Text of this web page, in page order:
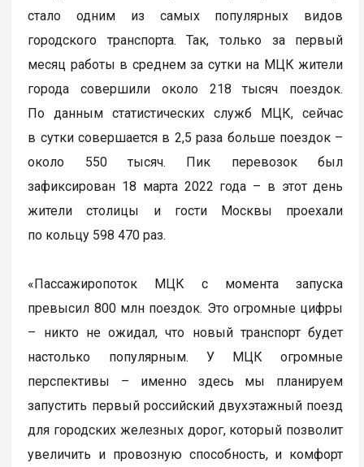
стало одним из самых популярных видов
городского транспорта. Так, только за первый
месяц работы в среднем за сутки на МЦК жители
города совершили около 218 тысяч поездок.
По данным статистических служб МЦК, сейчас
в сутки совершается в 2,5 раза больше поездок –
около 550 тысяч. Пик перевозок был
зафиксирован 18 марта 2022 года – в этот день
жители столицы и гости Москвы проехали
по кольцу 598 470 раз.
«Пассажиропоток МЦК с момента запуска
превысил 800 млн поездок. Это огромные цифры
– никто не ожидал, что новый транспорт будет
настолько популярным. У МЦК огромные
перспективы – именно здесь мы планируем
запустить первый российский двухэтажный поезд
для городских железных дорог, который позволит
увеличить и провозную способность, и комфорт